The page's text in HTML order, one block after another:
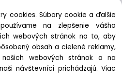
Všetky práva vyhradené.
cookies. Súbory cookie a ďalšie
na zlepšenie vášho
webových stránok na to, aby
obsah a cielené reklamy,
webových stránok a na
návštevníci prichádzajú.Viac